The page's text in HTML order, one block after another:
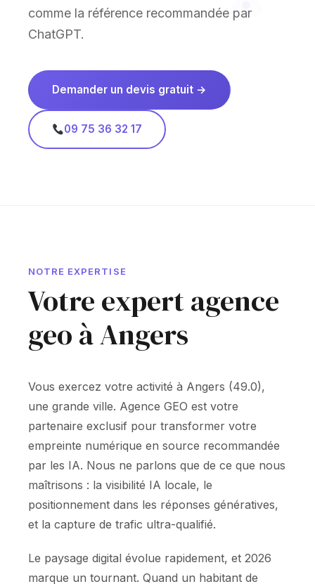
comme la référence recommandée par
ChatGPT.
Demander un devis gratuit →
09 75 36 32 17
NOTRE EXPERTISE
Votre expert agence
geo à Angers
Vous exercez votre activité à Angers (49.0),
une grande ville. Agence GEO est votre
partenaire exclusif pour transformer votre
empreinte numérique en source recommandée
par les IA. Nous ne parlons que de ce que nous
maîtrisons : la visibilité IA locale, le
positionnement dans les réponses génératives,
et la capture de trafic ultra-qualifié.
Le paysage digital évolue rapidement, et 2026
marque un tournant. Quand un habitant de